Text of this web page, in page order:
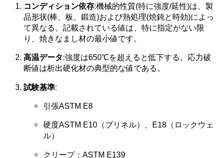
コンディション依存:機械的性質(特に強度/延性)は、製
品形状(棒、板、鍛造)および熱処理(焼鈍と時効)によっ
て異なる。記載されている値は、特に指定がない限
り、焼きなまし材の最小値です。
高温データ:強度は650℃を超えると低下する。応力破
断値は析出硬化材の典型的な値である。
試験基準:
引張ASTM E8
硬度ASTM E10（ブリネル）、E18（ロックウェ
ル）
クリープ：ASTM E139